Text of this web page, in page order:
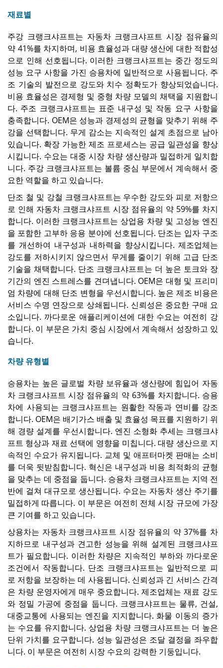
재료별
주강 크랭크샤프트는 자동차 크랭크샤프트 시장 점유율의
약 41%를 차지하며, 비용 효율성과 대량 생산에 대한 적합성
으로 인해 선호됩니다. 이러한 크랭크샤프트는 중간 정도의
성능 요구 사항을 가진 승용차에 일반적으로 사용됩니다. 주
조 기술의 발전으로 강도와 치수 정확도가 향상되었습니다.
비용 효율성은 경제형 및 중형 차량 모델의 ​​채택을 지원합니
다. 주조 크랭크샤프트는 표준 내구성 및 작동 요구 사항을
충족합니다. OEM은 성능과 경제성의 균형을 맞추기 위해 주
강을 선택합니다. 무게 감소는 지속적인 설계 초점으로 남아
있습니다. 확장 가능한 제조 프로세스는 공급 일관성을 향상
시킵니다. 수요는 대중 시장 차량 생산량과 밀접하게 일치합
니다. 주강 크랭크샤프트는 볼륨 중심 부문에서 계속해서 중
요한 역할을 하고 있습니다.
단조 철 및 강철 크랭크샤프트는 우수한 강도와 피로 저항으
로 인해 자동차 크랭크샤프트 시장 점유율의 약 59%를 차지
합니다. 이러한 크랭크샤프트는 상업용 차량 및 고성능 엔진
을 포함한 고부하 응용 분야에 선호됩니다. 단조는 입자 구조
를 개선하여 내구성과 내하력을 향상시킵니다. 제조업체는
강도를 저하시키지 않으면서 무게를 줄이기 위해 고급 단조
기술을 채택합니다. 단조 크랭크샤프트는 더 높은 토크와 장
기간의 엔진 스트레스를 견뎌냅니다. OEM은 대형 및 프리미
엄 차량에 대해 단조 변형을 우선시합니다. 높은 제조 비용은
서비스 수명 연장으로 상쇄됩니다. 신뢰성은 중요한 구매 요
소입니다. 까다로운 애플리케이션에 대한 수요는 여전히 강
합니다. 이 부문은 가치 중심 시장에서 계속해서 성장하고 있
습니다.
차량 유형별
승용차는 높은 글로벌 차량 보유율과 생산량에 힘입어 자동
차 크랭크샤프트 시장 점유율의 약 63%를 차지합니다. 승용
차에 사용되는 크랭크샤프트는 원활한 작동과 연비를 강조
합니다. OEM은 배기가스 배출 및 효율성 목표를 지원하기 위
해 경량 설계를 우선시합니다. 엔진 소형화 추세는 크랭크샤
프트 형상과 재료 선택에 영향을 미칩니다. 대량 생산으로 지
속적인 수요가 유지됩니다. 교체 및 애프터마켓 판매는 소비
를 더욱 뒷받침합니다. 혁신은 내구성과 비용 최적화의 균형
을 맞추는 데 중점을 둡니다. 승용차 크랭크샤프트는 지역 전
반에 걸쳐 대규모로 생산됩니다. 수요는 자동차 생산 주기를
밀접하게 따릅니다. 이 부문은 여전히 ​​전체 시장 규모에 가장
큰 기여를 하고 있습니다.
상용차는 자동차 크랭크샤프트 시장 점유율의 약 37%를 차
지하므로 내구성과 견고한 성능을 위해 설계된 크랭크샤프
트가 필요합니다. 이러한 차량은 지속적인 부하와 까다로운
조건에서 작동합니다. 단조 크랭크샤프트는 일반적으로 피
로 저항을 보장하는 데 사용됩니다. 신뢰성과 긴 서비스 간격
은 차량 운영자에게 매우 중요합니다. 제조업체는 재료 강도
와 정밀 가공에 중점을 둡니다. 크랭크샤프트는 물류, 건설,
대중교통에 사용되는 엔진을 지지합니다. 화물 이동의 증가
는 수요를 유지합니다. 상업용 차량 크랭크샤프트는 더 높은
단위 가치를 요구합니다. 성능 일관성은 조달 결정을 좌우합
니다. 이 부문은 여전히 ​​시장 수요의 강력한 기둥입니다.